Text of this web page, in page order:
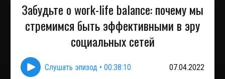
Забудьте о work-life balance: почему мы
стремимся быть эффективными в эру
социальных сетей
Слушать эпизод • 00:38:10 07.04.2022